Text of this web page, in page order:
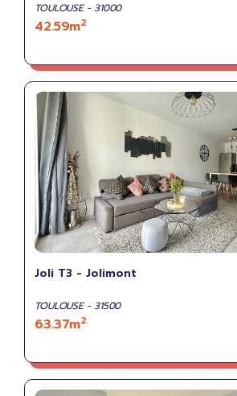
TOULOUSE - 31000
42.59m2
Joli T3 - Jolimont
TOULOUSE - 31500
63.37m2